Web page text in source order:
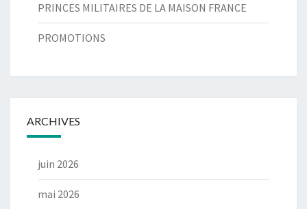
PRINCES MILITAIRES DE LA MAISON FRANCE
PROMOTIONS
ARCHIVES
juin 2026
mai 2026